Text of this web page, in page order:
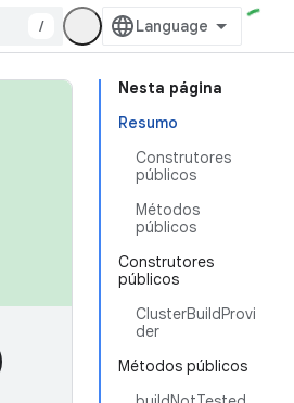
/
Nesta página
Resumo
Construtores
públicos
Métodos
públicos
Construtores
públicos
ClusterBuildProvi
der
Métodos públicos